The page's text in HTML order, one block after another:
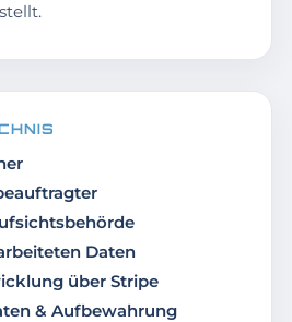
Daten
über Stripe
& Aufbewahrung